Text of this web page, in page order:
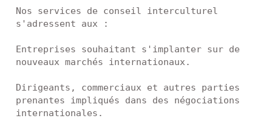
Nos services de conseil interculturel
s'adressent aux :
Entreprises souhaitant s'implanter sur de
nouveaux marchés internationaux.
Dirigeants, commerciaux et autres parties
prenantes impliqués dans des négociations
internationales.